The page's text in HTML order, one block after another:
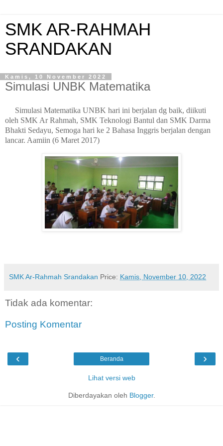
SMK AR-RAHMAH
SRANDAKAN
Kamis, 10 November 2022
Simulasi UNBK Matematika
Simulasi Matematika UNBK hari ini berjalan dg baik, diikuti
oleh SMK Ar Rahmah, SMK Teknologi Bantul dan SMK Darma
Bhakti Sedayu, Semoga hari ke 2 Bahasa Inggris berjalan dengan
lancar. Aamiin (6 Maret 2017)
SMK Ar-Rahmah Srandakan Price: Kamis, November 10, 2022
Tidak ada komentar:
Posting Komentar
‹ ›
Beranda
Lihat versi web
Diberdayakan oleh Blogger.